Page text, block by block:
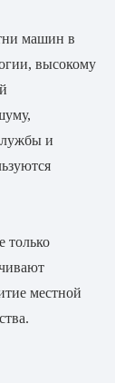
машин в
высокому
и
только
местной